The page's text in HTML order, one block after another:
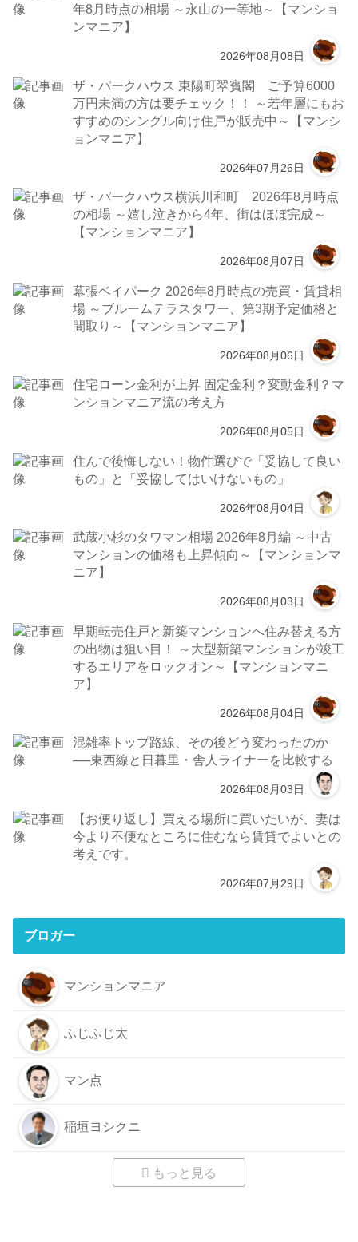
年8月時点の相場 ～永山の一等地～【マンショ
ンマニア】
2026年08月08日
ザ・パークハウス 東陽町翠賓閣 ご予算6000
万円未満の方は要チェック！！ ～若年層にもお
すすめのシングル向け住戸が販売中～【マンシ
ョンマニア】
2026年07月26日
ザ・パークハウス横浜川和町 2026年8月時点
の相場 ～嬉し泣きから4年、街はほぼ完成～
【マンションマニア】
2026年08月07日
幕張ベイパーク 2026年8月時点の売買・賃貸相
場 ～ブルームテラスタワー、第3期予定価格と
間取り～【マンションマニア】
2026年08月06日
住宅ローン金利が上昇 固定金利？変動金利？マ
ンションマニア流の考え方
2026年08月05日
住んで後悔しない！物件選びで「妥協して良い
もの」と「妥協してはいけないもの」
2026年08月04日
武蔵小杉のタワマン相場 2026年8月編 ～中古
マンションの価格も上昇傾向～【マンションマ
ニア】
2026年08月03日
早期転売住戸と新築マンションへ住み替える方
の出物は狙い目！ ～大型新築マンションが竣工
するエリアをロックオン～【マンションマニ
ア】
2026年08月04日
混雑率トップ路線、その後どう変わったのか
──東西線と日暮里・舎人ライナーを比較する
2026年08月03日
【お便り返し】買える場所に買いたいが、妻は
今より不便なところに住むなら賃貸でよいとの
考えです。
2026年07月29日
ブロガー
マンションマニア
ふじふじ太
マン点
稲垣ヨシクニ
もっと見る